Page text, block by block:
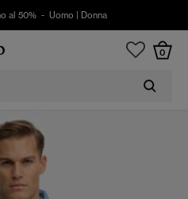
al 50% - Uomo Donna
0